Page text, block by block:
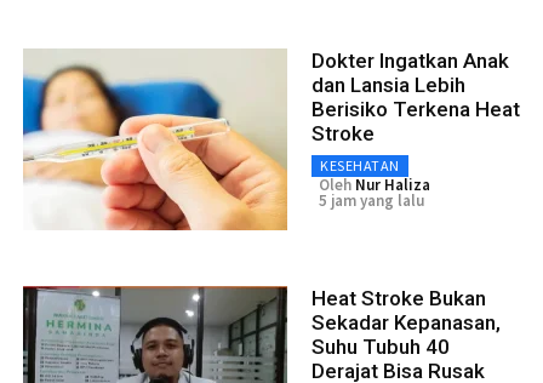
Dokter Ingatkan Anak
dan Lansia Lebih
Berisiko Terkena Heat
Stroke
KESEHATAN
Oleh Nur Haliza
5 jam yang lalu
Heat Stroke Bukan
Sekadar Kepanasan,
Suhu Tubuh 40
Derajat Bisa Rusak